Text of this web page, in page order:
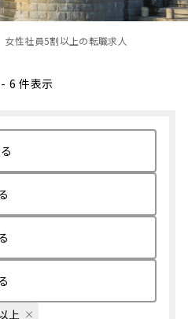
女性社員5割以上の転職求人
6 件表示
上